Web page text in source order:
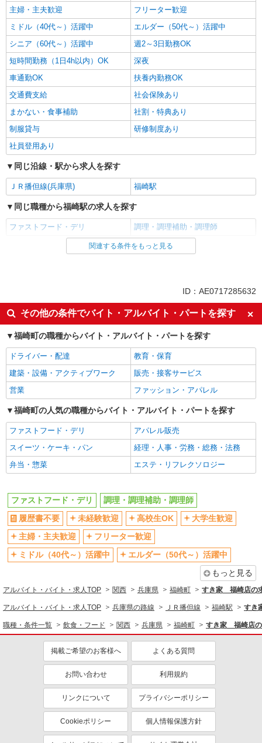
主婦・主夫歓迎
フリーター歓迎
ミドル（40代～）活躍中
エルダー（50代～）活躍中
シニア（60代～）活躍中
週2～3日勤務OK
短時間勤務（1日4h以内）OK
深夜
車通勤OK
扶養内勤務OK
交通費支給
社会保険あり
まかない・食事補助
社割・特典あり
制服貸与
研修制度あり
社員登用あり
同じ沿線・駅から求人を探す
ＪＲ播但線(兵庫県) 福崎駅
同じ職種から福崎駅の求人を探す
ファストフード・デリ 調理・調理補助・調理師
同じ雇用形態から福崎駅の求人を探す
履歴書不要
未経験歓迎
高校生OK
大学生歓迎
主婦・主夫歓迎
フリーター歓迎
ミドル（40代～）活躍中
エルダー（50代～）活躍中
シニア（60代～）活躍中
週2～3日勤務OK
短時間勤務（1日4h以内）OK
深夜
車通勤OK
扶養内勤務OK
交通費支給
社会保険あり
まかない・食事補助
社割・特典あり
制服貸与
研修制度あり
同じ職種から求人を探す
飲食・フード
ファストフード・デリ
調理・調理補助・調理師
同じ特徴から求人を探す
大学生歓迎
ミドル（40代～）活躍中
週2～3日勤務OK
短時間勤務（1日4h以内）OK
深夜
車通勤OK
扶養内勤務OK
社会保険あり
まかない・食事補助
関連する条件をもっと見る
ID：AE0717285632
その他の条件でバイト・アルバイト・パートを探す
福崎町の職種からバイト・アルバイト・パートを探す
ドライバー・配達
教育・保育
建築・設備・アクティブワーク
販売・接客サービス
営業
ファッション・アパレル
福崎町の人気の職種からバイト・アルバイト・パートを探す
ファストフード・デリ
アパレル販売
スイーツ・ケーキ・パン
経理・人事・労務・総務・法務
弁当・惣菜
エステ・リフレクソロジー
ファストフード・デリ
調理・調理補助・調理師
履歴書不要
未経験歓迎 高校生OK
大学生歓迎
主婦・主夫歓迎
フリーター歓迎
ミドル（40代～）活躍中
エルダー（50代～）活躍中
もっと見る
アルバイト・バイト・求人TOP 関西 兵庫県 福崎町 すき家 福崎店の
アルバイト・バイト・求人TOP 兵庫県の路線 ＪＲ播但線 福崎駅 すき
職種・条件一覧 飲食・フード 関西 兵庫県 福崎町 すき家 福崎店の
掲載ご希望のお客様へ よくある質問
お問い合わせ 利用規約
リンクについて プライバシーポリシー
Cookieポリシー 個人情報保護方針